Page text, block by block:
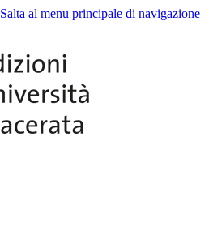
Salta al menu principale di navigazione